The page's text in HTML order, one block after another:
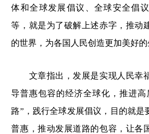
体和全球发展倡议、全球安全倡
等，就是为了破解上述赤字，推动
的世界，为各国人民创造更加美好的
文章指出，发展是实现人民幸
导普惠包容的经济全球化，推进高
路”，践行全球发展倡议，目的就是
普惠，推动发展道路的包容，让各